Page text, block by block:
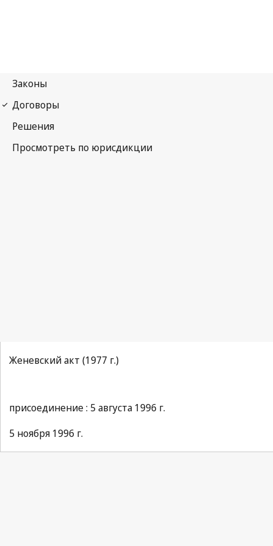
Женевский акт (1977 г.)
присоединение : 5 августа 1996 г.
5 ноября 1996 г.